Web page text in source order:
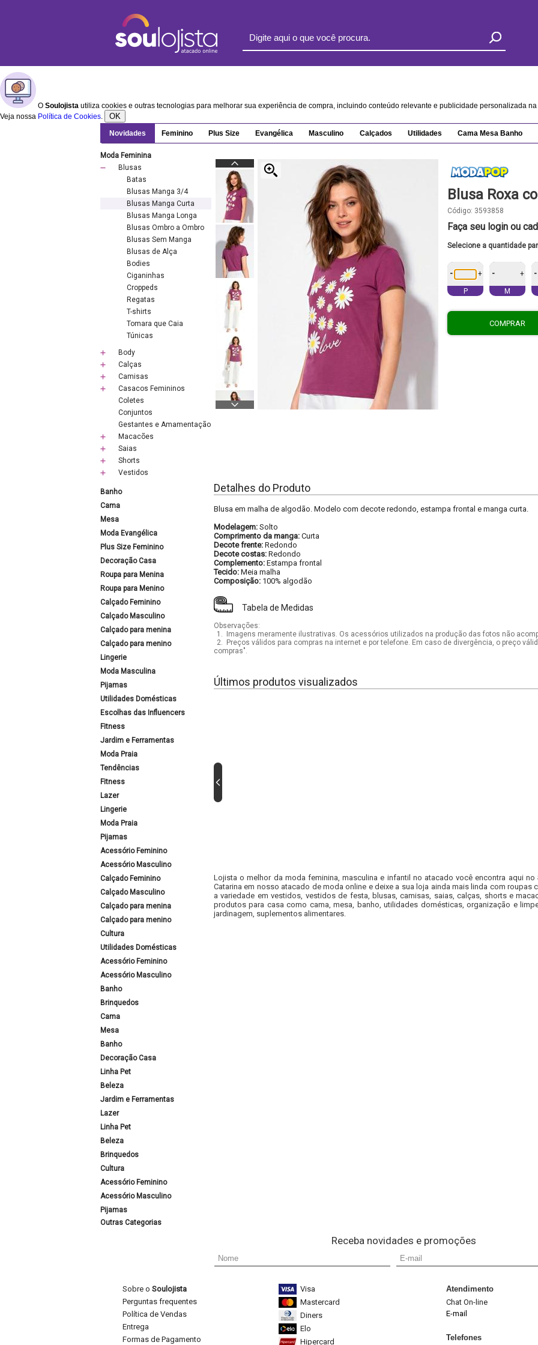
O Soulojista utiliza cookies e outras tecnologias para melhorar sua experiência de compra, incluindo conteúdo relevante e publicidade personalizada
Veja nossa Política de Cookies. OK
Novidades Feminino Plus Size Evangélica Masculino Calçados Utilidades Cama Mesa Banho
Moda Feminina
Blusas
Batas
Blusas Manga 3/4
Blusas Manga Curta
Blusas Manga Longa
Blusas Ombro a Ombro
Blusas Sem Manga
Blusas de Alça
Bodies
Ciganinhas
Croppeds
Regatas
T-shirts
Tomara que Caia
Túnicas
Body
Calças
Camisas
Casacos Femininos
Coletes
Conjuntos
Gestantes e Amamentação
Macacões
Saias
Shorts
Vestidos
Banho
Cama
Mesa
Moda Evangélica
Plus Size Feminino
Decoração Casa
Roupa para Menina
Roupa para Menino
Calçado Feminino
Calçado Masculino
Calçado para menina
Calçado para menino
Lingerie
Moda Masculina
Pijamas
Utilidades Domésticas
Escolhas das Influencers
Fitness
Jardim e Ferramentas
Moda Praia
Tendências
Fitness
Lazer
Lingerie
Moda Praia
Pijamas
Acessório Feminino
Acessório Masculino
Calçado Feminino
Calçado Masculino
Calçado para menina
Calçado para menino
Cultura
Utilidades Domésticas
Acessório Feminino
Acessório Masculino
Banho
Brinquedos
Cama
Mesa
Banho
Decoração Casa
Linha Pet
Beleza
Jardim e Ferramentas
Lazer
Linha Pet
Beleza
Brinquedos
Cultura
Acessório Feminino
Acessório Masculino
Pijamas
Outras Categorias
Blusa Roxa
Código: 3593858
Faça seu login ou
Selecione a quantidade
- +
P
- +
M
-
COMPRAR
Detalhes do Produto
Blusa em malha de algodão. Modelo com decote redondo, estampa frontal e manga curta.
Modelagem: Solto
Comprimento da manga: Curta
Decote frente: Redondo
Decote costas: Redondo
Complemento: Estampa frontal
Tecido: Meia malha
Composição: 100% algodão
Tabela de Medidas
Observações:
1.
Imagens meramente ilustrativas. Os acessórios utilizados na produção das fotos não
2.
Preços válidos para compras na internet e por telefone. Em caso de divergência, o preço
compras".
Últimos produtos visualizados
Lojista o melhor da moda feminina, masculina e infantil no atacado você encontra aqui no
Catarina em nosso atacado de moda online e deixe a sua loja ainda mais linda com roupas
a variedade em vestidos, vestidos de festa, blusas, camisas, saias, calças, shorts e
produtos para casa como cama, mesa, banho, utilidades domésticas, organização e
jardinagem, suplementos alimentares.
Receba novidades e promoções
Sobre o Soulojista
Perguntas frequentes
Política de Vendas
Entrega
Formas de Pagamento
Visa
Mastercard
Diners
Elo
Hipercard
Atendimento
Chat On-line
E-mail
Telefones